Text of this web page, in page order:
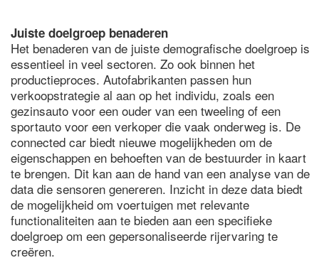
Juiste doelgroep benaderen
Het benaderen van de juiste demografische doelgroep is
essentieel in veel sectoren. Zo ook binnen het
productieproces. Autofabrikanten passen hun
verkoopstrategie al aan op het individu, zoals een
gezinsauto voor een ouder van een tweeling of een
sportauto voor een verkoper die vaak onderweg is. De
connected car biedt nieuwe mogelijkheden om de
eigenschappen en behoeften van de bestuurder in kaart
te brengen. Dit kan aan de hand van een analyse van de
data die sensoren genereren. Inzicht in deze data biedt
de mogelijkheid om voertuigen met relevante
functionaliteiten aan te bieden aan een specifieke
doelgroep om een gepersonaliseerde rijervaring te
creëren.